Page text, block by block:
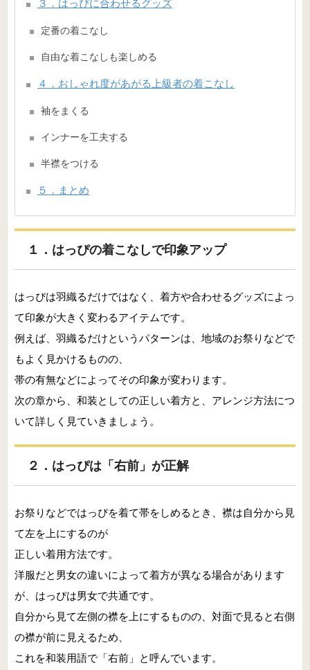
３．はっぴに合わせるグッズ
定番の着こなし
自由な着こなしも楽しめる
４．おしゃれ度があがる上級者の着こなし
袖をまくる
インナーを工夫する
半襟をつける
５．まとめ
１．はっぴの着こなしで印象アップ
はっぴは羽織るだけではなく、着方や合わせるグッズによっ
て印象が大きく変わるアイテムです。
例えば、羽織るだけというパターンは、地域のお祭りなどで
もよく見かけるものの、
帯の有無などによってその印象が変わります。
次の章から、和装としての正しい着方と、アレンジ方法につ
いて詳しく見ていきましょう。
２．はっぴは「右前」が正解
お祭りなどではっぴを着て帯をしめるとき、襟は自分から見
て左を上にするのが
正しい着用方法です。
洋服だと男女の違いによって着方が異なる場合があります
が、はっぴは男女で共通です。
自分から見て左側の襟を上にするものの、対面で見ると右側
の襟が前に見えるため、
これを和装用語で「右前」と呼んでいます。